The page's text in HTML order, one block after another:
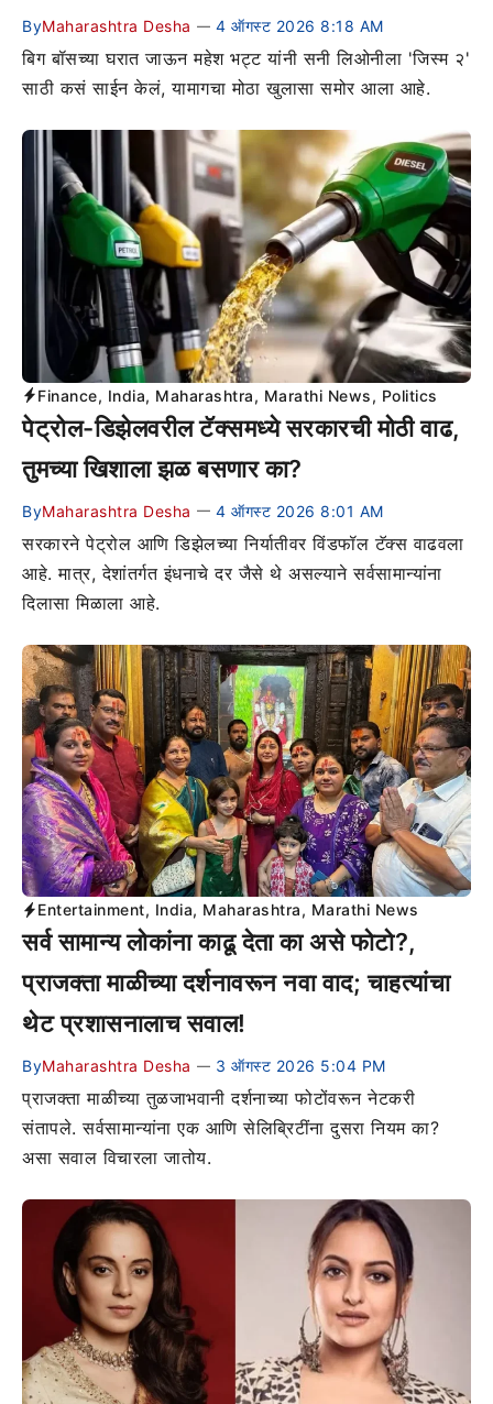
ByMaharashtra Desha — 4 ऑगस्ट 2026 8:18 AM
बिग बॉसच्या घरात जाऊन महेश भट्ट यांनी सनी लिओनीला 'जिस्म २'
साठी कसं साईन केलं, यामागचा मोठा खुलासा समोर आला आहे.
Finance, India, Maharashtra, Marathi News, Politics
पेट्रोल-डिझेलवरील टॅक्समध्ये सरकारची मोठी वाढ,
तुमच्या खिशाला झळ बसणार का?
ByMaharashtra Desha — 4 ऑगस्ट 2026 8:01 AM
सरकारने पेट्रोल आणि डिझेलच्या निर्यातीवर विंडफॉल टॅक्स वाढवला
आहे. मात्र, देशांतर्गत इंधनाचे दर जैसे थे असल्याने सर्वसामान्यांना
दिलासा मिळाला आहे.
Entertainment, India, Maharashtra, Marathi News
सर्व सामान्य लोकांना काढू देता का असे फोटो?,
प्राजक्ता माळीच्या दर्शनावरून नवा वाद; चाहत्यांचा
थेट प्रशासनालाच सवाल!
ByMaharashtra Desha — 3 ऑगस्ट 2026 5:04 PM
प्राजक्ता माळीच्या तुळजाभवानी दर्शनाच्या फोटोंवरून नेटकरी
संतापले. सर्वसामान्यांना एक आणि सेलिब्रिटींना दुसरा नियम का?
असा सवाल विचारला जातोय.